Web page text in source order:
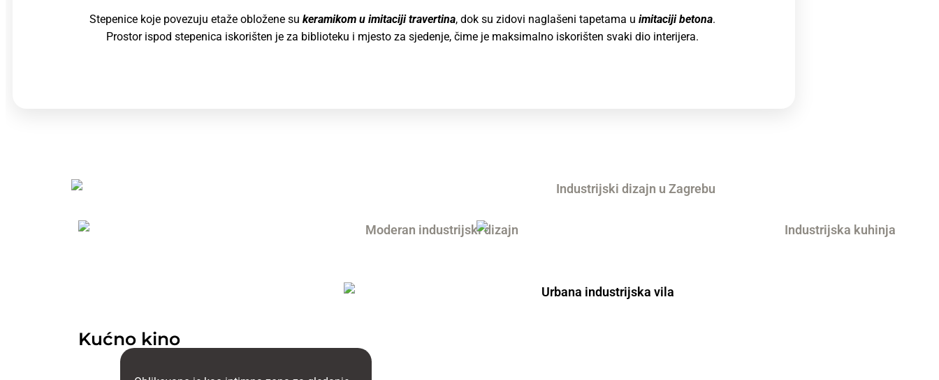
Stepenice koje povezuju etaže obložene su keramikom u imitaciji travertina, dok su zidovi naglašeni tapetama u imitaciji betona.
Prostor ispod stepenica iskorišten je za biblioteku i mjesto za sjedenje, čime je maksimalno iskorišten svaki dio interijera.
Kućno kino